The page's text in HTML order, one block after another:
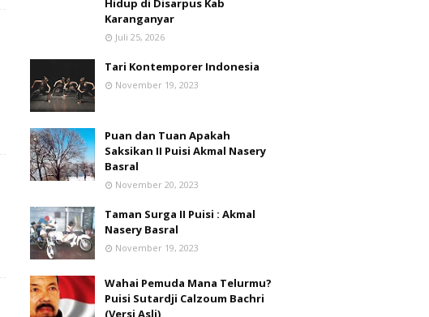
Hidup di Disarpus Kab
Karanganyar
Juli 25, 2026
Tari Kontemporer Indonesia
November 19, 2023
Puan dan Tuan Apakah
Saksikan II Puisi Akmal Nasery
Basral
November 20, 2023
Taman Surga II Puisi : Akmal
Nasery Basral
November 19, 2023
Wahai Pemuda Mana Telurmu?
Puisi Sutardji Calzoum Bachri
(Versi Asli)